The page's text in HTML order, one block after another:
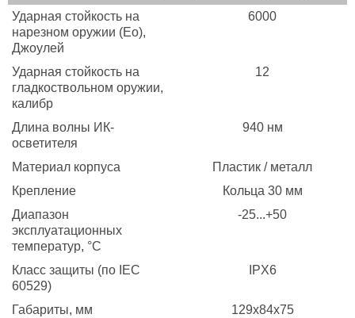
Ударная стойкость на
нарезном оружии (Eo),
Джоулей
6000
Ударная стойкость на
гладкоствольном оружии,
калибр
12
Длина волны ИК-
осветителя
940 нм
Материал корпуса
Пластик / металл
Крепление
Кольца 30 мм
Диапазон
эксплуатационных
температур, °C
-25...+50
Класс защиты (по IEC
60529)
IPX6
Габариты, мм
129x84x75